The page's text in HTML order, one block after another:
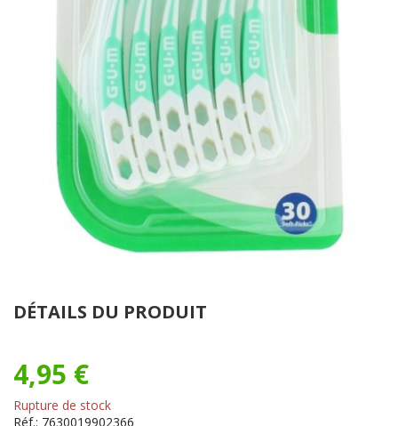
DÉTAILS DU PRODUIT
4,95 €
Rupture de stock
Réf.: 7630019902366